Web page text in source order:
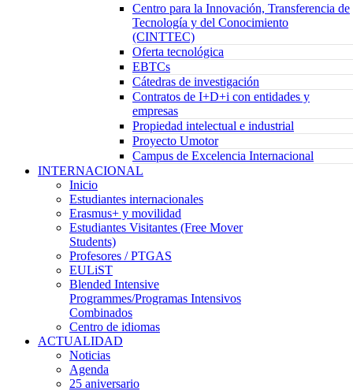
Centro para la Innovación, Transferencia de
Tecnología y del Conocimiento
(CINTTEC)
Oferta tecnológica
EBTCs
Cátedras de investigación
Contratos de I+D+i con entidades y
empresas
Propiedad intelectual e industrial
Proyecto Umotor
Campus de Excelencia Internacional
INTERNACIONAL
Inicio
Estudiantes internacionales
Erasmus+ y movilidad
Estudiantes Visitantes (Free Mover
Students)
Profesores / PTGAS
EULiST
Blended Intensive
Programmes/Programas Intensivos
Combinados
Centro de idiomas
ACTUALIDAD
Noticias
Agenda
25 aniversario